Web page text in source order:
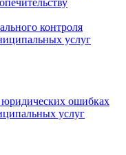
контроля
услуг
ошибках
услуг